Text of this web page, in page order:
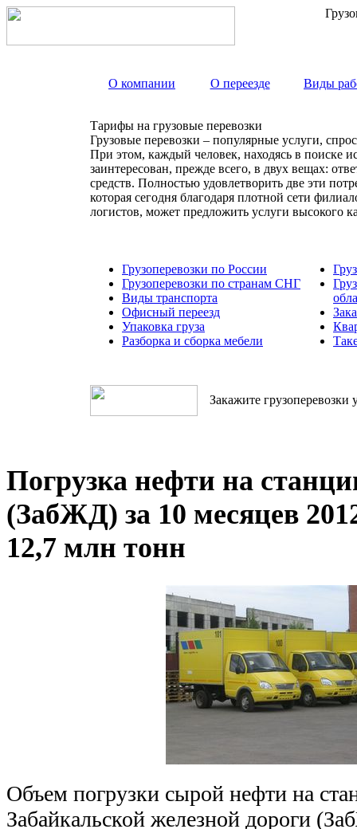
О компании О переезде Виды
Тарифы на грузовые перевозки
Грузовые перевозки – популярные услуги,
При этом, каждый человек, находясь в поиске
заинтересован, прежде всего, в двух вещах:
средств. Полностью удовлетворить две эти
которая сегодня благодаря плотной сети
логистов, может предложить услуги высокого
Грузоперевозки по России
Грузоперевозки по странам СНГ
Виды транспорта
Офисный переезд
Упаковка груза
Разборка и сборка мебели
Закажите грузоперевозки
Погрузка нефти на
(ЗабЖД) за 10 месяцев
12,7 млн тонн
Объем погрузки сырой нефти на
Забайкальской железной дороги